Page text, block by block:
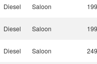
Diesel Saloon
Diesel Saloon
Diesel Saloon